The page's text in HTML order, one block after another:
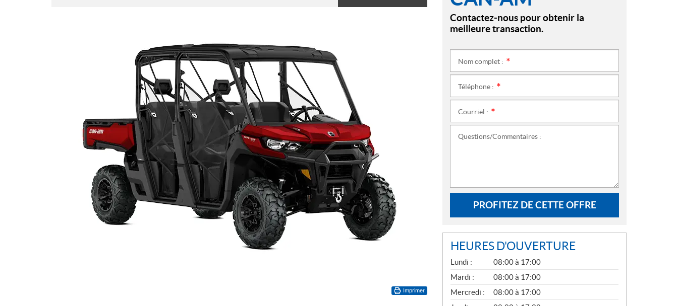
Imprimer
Contactez-nous pour obtenir la
meilleure transaction.
Nom complet :
Téléphone :
Courriel :
Questions/Commentaires :
PROFITEZ DE CETTE OFFRE
HEURES D'OUVERTURE
G
É
N
É
R
A
Lundi :
08:00 à 17:00
Mardi :
08:00 à 17:00
Mercredi :
08:00 à 17:00